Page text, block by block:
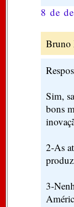
8 de
Bruno
Sim,
bons
2-As
3-